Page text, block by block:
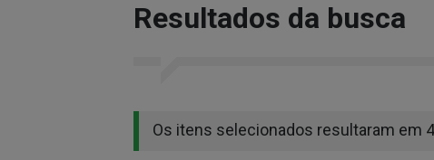
Resultados da busca
Os itens selecionados resultaram em